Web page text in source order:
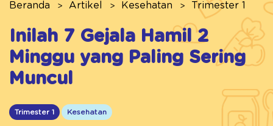
Beranda Artikel Kesehatan Trimester 1
Inilah 7 Gejala Hamil 2
Minggu yang Paling Sering
Muncul
Trimester 1 Kesehatan